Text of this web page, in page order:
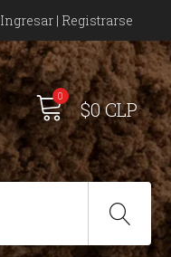
Ingresar | Registrarse
0
$0 CLP